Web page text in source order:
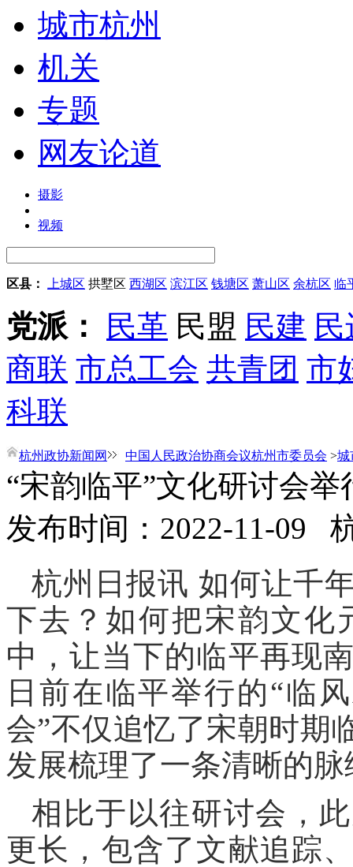
城市杭州
机关
专题
网友论道
摄影
视频
区县： 上城区 拱墅区 西湖区 滨江区 钱塘区 萧山区 余杭区 临
党派： 民革 民盟 民建
商联 市总工会 共青团 市
科联
杭州政协新闻网 中国人民政治协商会议杭州市委员会 >城
“宋韵临平”文化研讨会举
发布时间：2022-11-09
杭州日报讯 如何让千
下去？如何把宋韵文化
中，让当下的临平再现
日前在临平举行的“临
会”不仅追忆了宋朝时期
发展梳理了一条清晰的脉
相比于以往研讨会，
更长，包含了文献追踪